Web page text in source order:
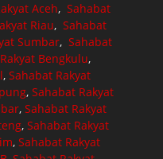
Aceh, Sahabat
Riau, Sahabat
Sumbar,Sahabat
Bengkulu,
, Sahabat Rakyat
,Sahabat Rakyat
,Sahabat Rakyat
, Sahabat Rakyat
, Sahabat Rakyat